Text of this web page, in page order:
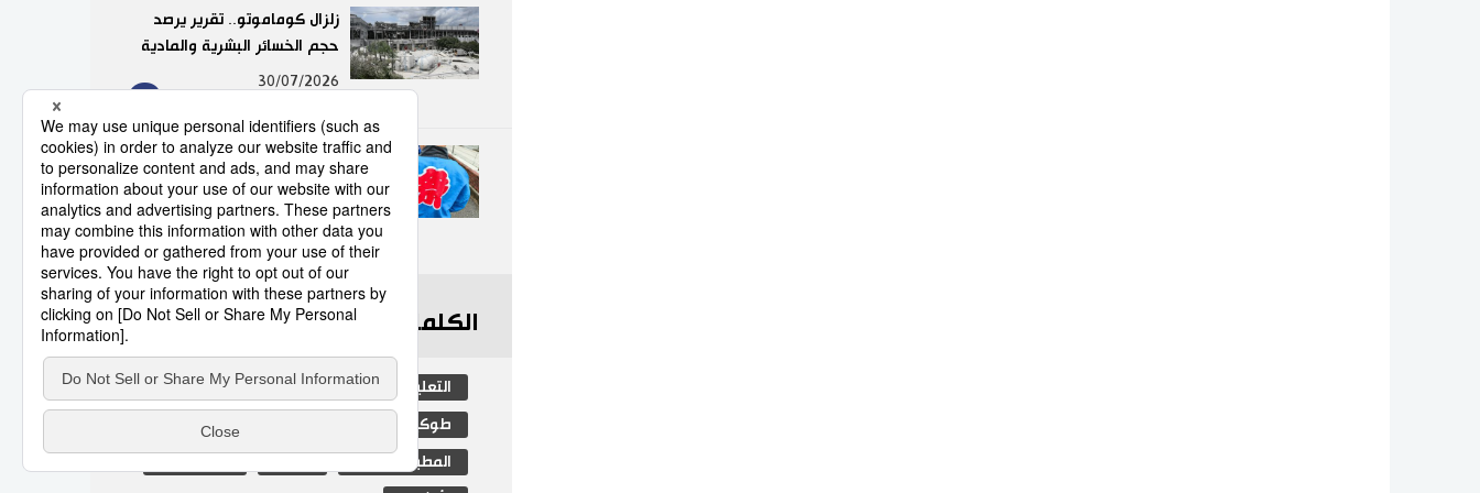
9
زلزال كوماموتو.. تقرير يرصد
حجم الخسائر البشرية والمادية
30/07/2026
10
”هابي“.. السترة التقليدية التي
تضفي روحًا خاصة على
المهرجانات اليابانية
05/08/2026
الكلمات الأكثر بحثا
التعليم الياباني مجتمع الجنس
طوكيو
المطبخ الياباني